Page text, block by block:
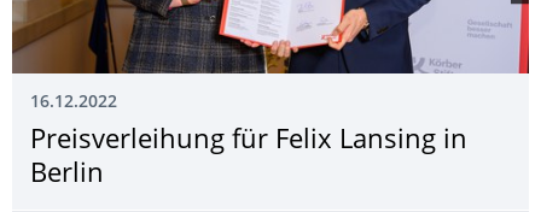
16.12.2022
Preisverleihung für Felix Lansing in
Berlin